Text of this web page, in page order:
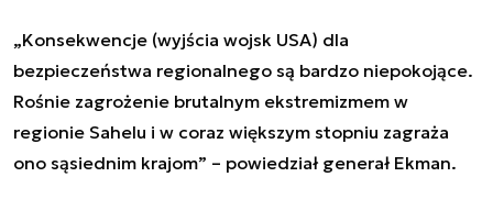
„Konsekwencje (wyjścia wojsk USA) dla
bezpieczeństwa regionalnego są bardzo niepokojące.
Rośnie zagrożenie brutalnym ekstremizmem w
regionie Sahelu i w coraz większym stopniu zagraża
ono sąsiednim krajom” – powiedział generał Ekman.